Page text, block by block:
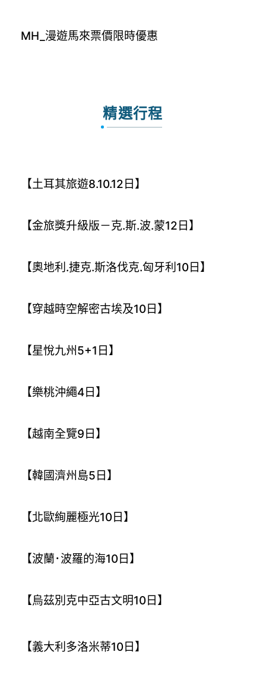
MH_漫遊馬來票價限時優惠
精選行程
【土耳其旅遊8.10.12日】
【金旅獎升級版－克.斯.波.蒙12日】
【奧地利.捷克.斯洛伐克.匈牙利10日】
【穿越時空解密古埃及10日】
【星悅九州5+1日】
【樂桃沖繩4日】
【越南全覽9日】
【韓國濟州島5日】
【北歐絢麗極光10日】
【波蘭･波羅的海10日】
【烏茲別克中亞古文明10日】
【義大利多洛米蒂10日】